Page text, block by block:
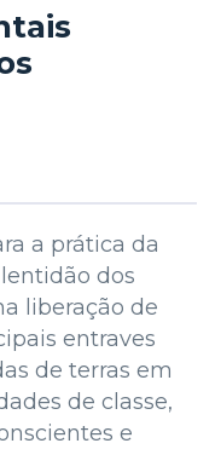
a prática da
dos
liberação de
entraves
de terras em
de classe,
e